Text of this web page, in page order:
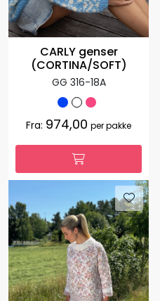
CARLY genser
(CORTINA/SOFT)
GG 316-18A
Fra: 974,00 per pakke